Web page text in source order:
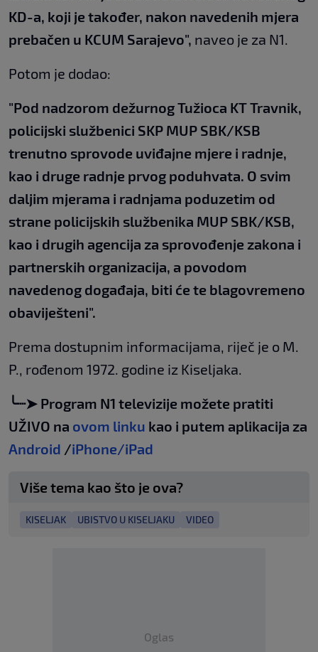
KD-a, koji je također, nakon navedenih mjera
prebačen u KCUM Sarajevo", naveo je za N1.
Potom je dodao:
"Pod nadzorom dežurnog Tužioca KT Travnik,
policijski službenici SKP MUP SBK/KSB
trenutno sprovode uviđajne mjere i radnje,
kao i druge radnje prvog poduhvata. O svim
daljim mjerama i radnjama poduzetim od
strane policijskih službenika MUP SBK/KSB,
kao i drugih agencija za sprovođenje zakona i
partnerskih organizacija, a povodom
navedenog događaja, biti će te blagovremeno
obaviješteni".
Prema dostupnim informacijama, riječ je o M.
P., rođenom 1972. godine iz Kiseljaka.
╰┈➤ Program N1 televizije možete pratiti
UŽIVO na ovom linku kao i putem aplikacija za
Android /iPhone/iPad
Više tema kao što je ova?
KISELJAK UBISTVO U KISELJAKU VIDEO
Oglas